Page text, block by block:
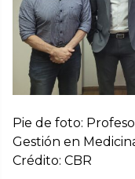
Pie de foto:
Gestión en
Crédito: CBR